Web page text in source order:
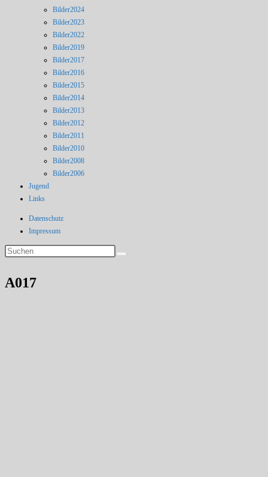
Bilder2024
Bilder2023
Bilder2022
Bilder2019
Bilder2017
Bilder2016
Bilder2015
Bilder2014
Bilder2013
Bilder2012
Bilder2011
Bilder2010
Bilder2008
Bilder2006
Jugend
Links
Datenschutz
Impressum
A017